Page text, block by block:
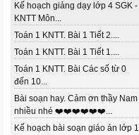
Kế hoạch giảng dạy lớp 4 SGK -
KNTT Môn...
Toán 1 KNTT. Bài 1 Tiết 2....
Toán 1 KNTT. Bài 1 Tiết 1....
Toán 1 KNTT. Bài Các số từ 0
đến 10...
Bài soạn hay. Cảm ơn thầy Nam
nhiều nhé ❤️❤️❤️❤️❤️❤️...
Kế hoạch bài soạn giáo án lớp 1